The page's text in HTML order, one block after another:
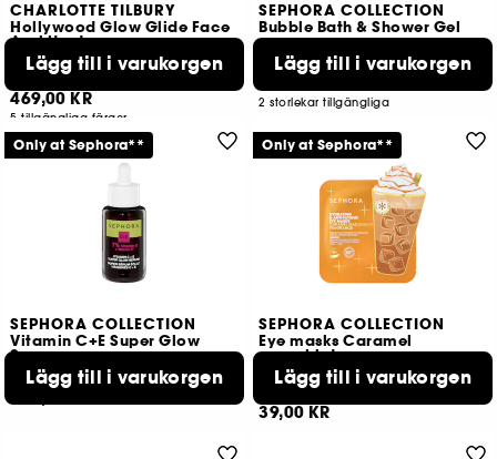
CHARLOTTE TILBURY
Hollywood Glow Glide Face
Architect
Highlighter
469,00 KR
5 tillgängliga färger
Lägg till i varukorgen
SEPHORA COLLECTION
Bubble Bath & Shower Gel
4
2 storlekar tillgängliga
Lägg till i varukorgen
SEPHORA COLLECTION
Vitamin C+E Super Glow
Serum
475
209,00 KR
Lägg till i varukorgen
Only at Sephora**
SEPHORA COLLECTION
Eye masks Caramel
macchiato
Ögonmasker Caramel macchiato
39,00 KR
Lägg till i varukorgen
Only at Sephora**